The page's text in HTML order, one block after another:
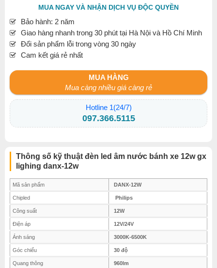
MUA NGAY VÀ NHẬN DỊCH VỤ ĐỘC QUYỀN
Bảo hành: 2 năm
Giao hàng nhanh trong 30 phút tại Hà Nội và Hồ Chí Minh
Đổi sản phẩm lỗi trong vòng 30 ngày
Cam kết giá rẻ nhất
MUA HÀNG
Mua càng nhiều giá càng rẻ
Hotline 1(24/7)
097.366.5115
Thông số kỹ thuật đèn led âm nước bánh xe 12w gx
lighing danx-12w
Mã sản phẩm DANX-12W
Chipled Philips
Công suất 12W
Điện áp 12V/24V
Ánh sáng 3000K-6500K
Góc chiếu 30 độ
Quang thông 960lm